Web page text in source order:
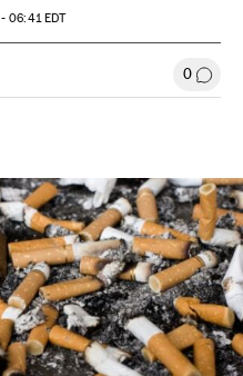
06:41EDT
Sociales 0